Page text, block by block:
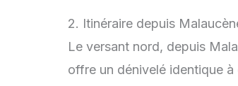
2. Itinéraire depuis
Le versant nord, depuis
offre un dénivelé identique